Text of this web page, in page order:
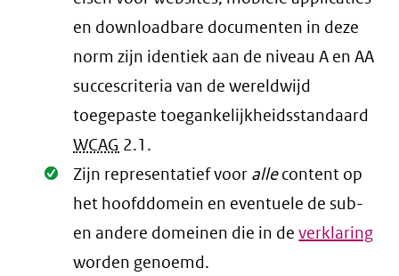
en downloadbare documenten in deze
norm zijn identiek aan de niveau A en AA
succescriteria van de wereldwijd
toegepaste toegankelijkheidsstandaard
WCAG 2.1 .
Oké.
Zijn representatief voor allecontent op
het hoofddomein en eventuele de sub-
en andere domeinen die in deverklaring
worden genoemd.